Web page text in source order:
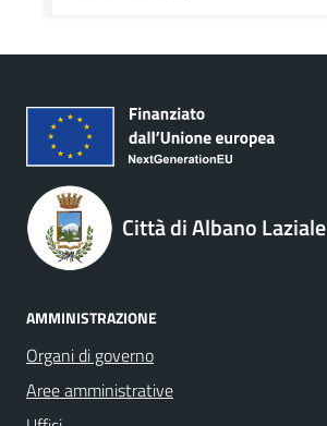
Città di Albano Laziale
AMMINISTRAZIONE
Organi di governo
Aree amministrative